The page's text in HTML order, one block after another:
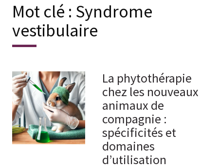
Mot clé : Syndrome
vestibulaire
La phytothérapie
chez les nouveaux
animaux de
compagnie :
spécificités et
domaines
d’utilisation